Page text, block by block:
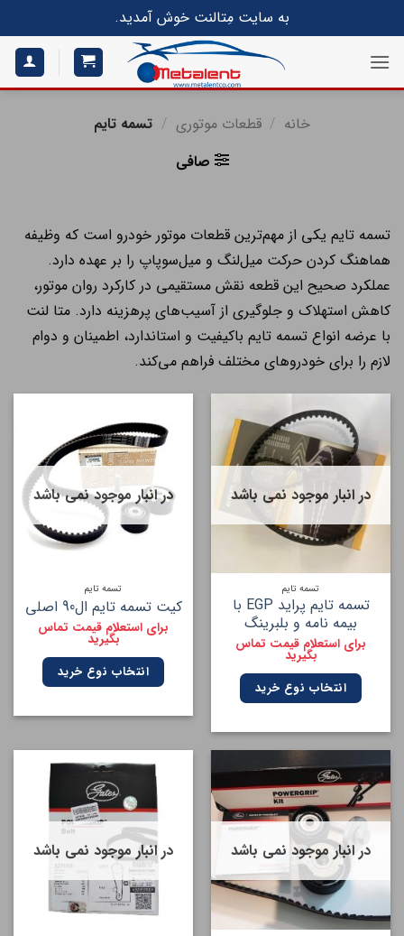
به سایت مِتالنت خوش آمدید.
خانه / قطعات موتوری / تسمه تایم
صافی
تسمه تایم یکی از مهم‌ترین قطعات موتور خودرو است که وظیفه
هماهنگ کردن حرکت میل‌لنگ و میل‌سوپاپ را بر عهده دارد.
عملکرد صحیح این قطعه نقش مستقیمی در کارکرد روان موتور،
کاهش استهلاک و جلوگیری از آسیب‌های پرهزینه دارد. متا لنت
با عرضه انواع تسمه تایم باکیفیت و استاندارد، اطمینان و دوام
لازم را برای خودروهای مختلف فراهم می‌کند.
در انبار موجود نمی باشد
تسمه تایم
تسمه تایم پراید EGP با
بیمه نامه و بلبرینگ
برای استعلام قیمت تماس
بگیرید
انتخاب نوع خرید
در انبار موجود نمی باشد
تسمه تایم
کیت تسمه تایم ال90 اصلی
برای استعلام قیمت تماس
بگیرید
انتخاب نوع خرید
در انبار موجود نمی باشد در انبار موجود نمی باشد